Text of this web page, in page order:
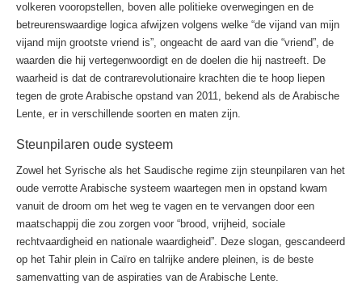
volkeren vooropstellen, boven alle politieke overwegingen en de
betreurenswaardige logica afwijzen volgens welke “de vijand van mijn
vijand mijn grootste vriend is”, ongeacht de aard van die “vriend”, de
waarden die hij vertegenwoordigt en de doelen die hij nastreeft. De
waarheid is dat de contrarevolutionaire krachten die te hoop liepen
tegen de grote Arabische opstand van 2011, bekend als de Arabische
Lente, er in verschillende soorten en maten zijn.
Steunpilaren oude systeem
Zowel het Syrische als het Saudische regime zijn steunpilaren van het
oude verrotte Arabische systeem waartegen men in opstand kwam
vanuit de droom om het weg te vagen en te vervangen door een
maatschappij die zou zorgen voor “brood, vrijheid, sociale
rechtvaardigheid en nationale waardigheid”. Deze slogan, gescandeerd
op het Tahir plein in Caïro en talrijke andere pleinen, is de beste
samenvatting van de aspiraties van de Arabische Lente.